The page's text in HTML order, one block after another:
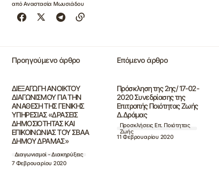
απόΑναστασία Μωυσιάδου
Προηγούμενο άρθρο
ΔΙΕΞΑΓΩΓΗ ΑΝΟΙΚΤΟΥ
ΔΙΑΓΩΝΙΣΜΟΥ ΓΙΑ ΤΗΝ
ΑΝΑΘΕΣΗ ΤΗΣ ΓΕΝΙΚΗΣ
ΥΠΗΡΕΣΙΑΣ «ΔΡΑΣΕΙΣ
ΔΗΜΟΣΙΟΤΗΤΑΣ ΚΑΙ
ΕΠΙΚΟΙΝΩΝΙΑΣ ΤΟΥ ΣΒΑΑ
ΔΗΜΟΥ ΔΡΑΜΑΣ»
Διαγωνισμοί - Διακηρύξεις
7 Φεβρουαρίου 2020
Επόμενο άρθρο
Πρόσκληση της 2ης/ 17-02-
2020 Συνεδρίασης της
Επιτροπής Ποιότητας Ζωής
Δ.Δράμας
Προσκλήσεις Επ. Ποιότητας
Ζωής
11 Φεβρουαρίου 2020